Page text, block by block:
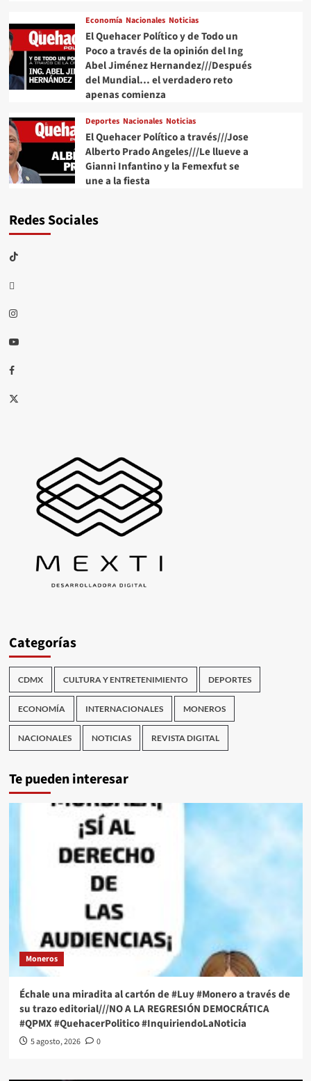
Economía Nacionales Noticias
El Quehacer Político y de Todo un
Poco a través de la opinión del Ing
Abel Jiménez Hernandez///Después
del Mundial… el verdadero reto
apenas comienza
Deportes Nacionales Noticias
El Quehacer Político a través///Jose
Alberto Prado Angeles///Le llueve a
Gianni Infantino y la Femexfut se
une a la fiesta
Redes Sociales
TikTok
threads
Instagram
Youtube
Facebook
X
Categorías
CDMX CULTURA Y ENTRETENIMIENTO DEPORTES
ECONOMÍA INTERNACIONALES MONEROS
NACIONALES NOTICIAS REVISTA DIGITAL
Te pueden interesar
Moneros
Échale una miradita al cartón de #Luy #Monero a través de
su trazo editorial///NO A LA REGRESIÓN DEMOCRÁTICA
#QPMX #QuehacerPolitico #InquiriendoLaNoticia
5 agosto, 2026 0